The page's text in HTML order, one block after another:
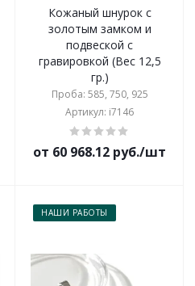
Кожаный шнурок с
золотым замком и
подвеской с
гравировкой (Вес 12,5
гр.)
Проба: 585, 750, 925
Артикул: i7146
от 60 968.12 руб./шт
НАШИ РАБОТЫ